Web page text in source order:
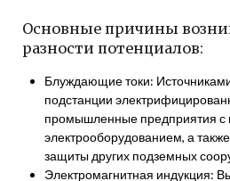
Основные причины
разности потенциалов:
Блуждающие токи:
подстанции
промышленные предприятия
электрооборудованием, а
защиты других подземных
Электромагнитная индукция: